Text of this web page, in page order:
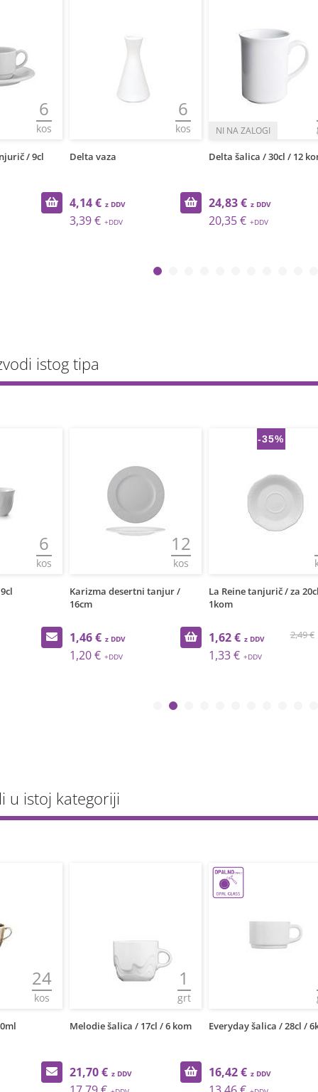
6
kos
/ 9cl
6
kos
Delta vaza
4,14 €
3,39 €
Delta šalica / 30cl / 12
24,83 €
20,35 €
istog tipa
6
kos
12
kos
Karizma desertni tanjur /
16cm
1,46 €
1,20 €
-35%
La Reine tanjurič / za
1kom
2,49 €
1,62 €
1,33 €
u istoj kategoriji
24
kos
1
grt
Melodie šalica / 17cl / 6 kom
21,70 €
Everyday šalica / 28cl /
16,42 €